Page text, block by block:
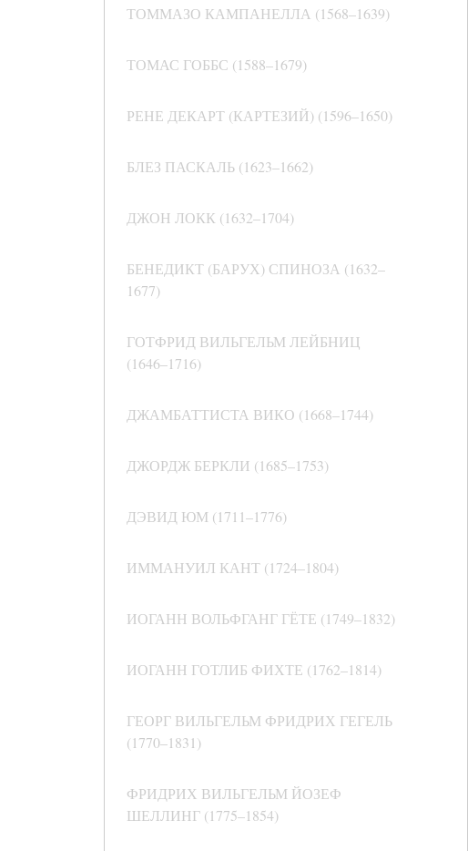
ТОММАЗО КАМПАНЕЛЛА (1568–1639)
ТОМАС ГОББС (1588–1679)
РЕНЕ ДЕКАРТ (КАРТЕЗИЙ) (1596–1650)
БЛЕЗ ПАСКАЛЬ (1623–1662)
ДЖОН ЛОКК (1632–1704)
БЕНЕДИКТ (БАРУХ) СПИНОЗА (1632–
1677)
ГОТФРИД ВИЛЬГЕЛЬМ ЛЕЙБНИЦ
(1646–1716)
ДЖАМБАТТИСТА ВИКО (1668–1744)
ДЖОРДЖ БЕРКЛИ (1685–1753)
ДЭВИД ЮМ (1711–1776)
ИММАНУИЛ КАНТ (1724–1804)
ИОГАНН ВОЛЬФГАНГ ГЁТЕ (1749–1832)
ИОГАНН ГОТЛИБ ФИХТЕ (1762–1814)
ГЕОРГ ВИЛЬГЕЛЬМ ФРИДРИХ ГЕГЕЛЬ
(1770–1831)
ФРИДРИХ ВИЛЬГЕЛЬМ ЙОЗЕФ
ШЕЛЛИНГ (1775–1854)